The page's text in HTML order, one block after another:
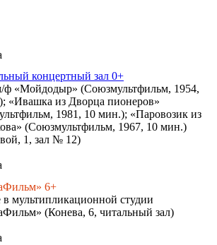
концертный зал 0+
ф «Мойдодыр» (Союзмультфильм, 1954,
«Ивашка из Дворца пионеров»
1981, 10 мин.); «Паровозик из
(Союзмультфильм, 1967, 10 мин.)
1, зал № 12)
6+
в мультипликационной студии
(Конева, 6, читальный зал)